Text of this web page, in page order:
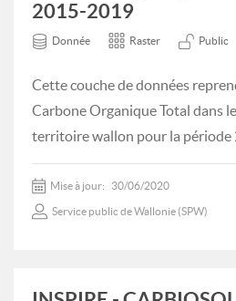
2015-2019
Donnée Raster Public
Cette couche de données
Carbone Organique Total dans
territoire wallon pour la période
Mise à jour: 30/06/2020
Service public de Wallonie (SPW)